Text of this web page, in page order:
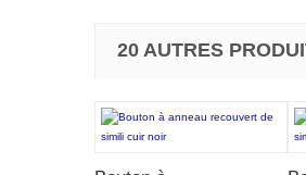
20 AUTRES